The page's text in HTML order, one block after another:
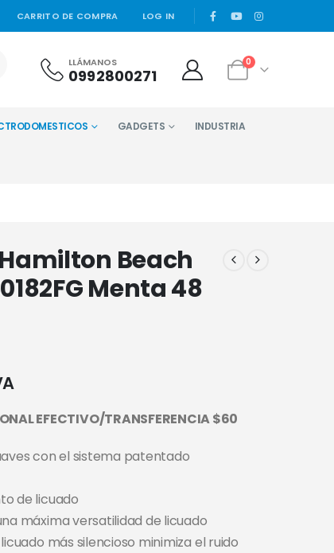
CARRITO DE COMPRA LOG IN |
LLÁMANOS
0992800271
0
GADGETS INDUSTRIA
Beach
Menta 48
EFECTIVO/TRANSFERENCIA $60
con el sistema patentado
de licuado
máxima versatilidad de licuado
más silencioso minimiza el ruido